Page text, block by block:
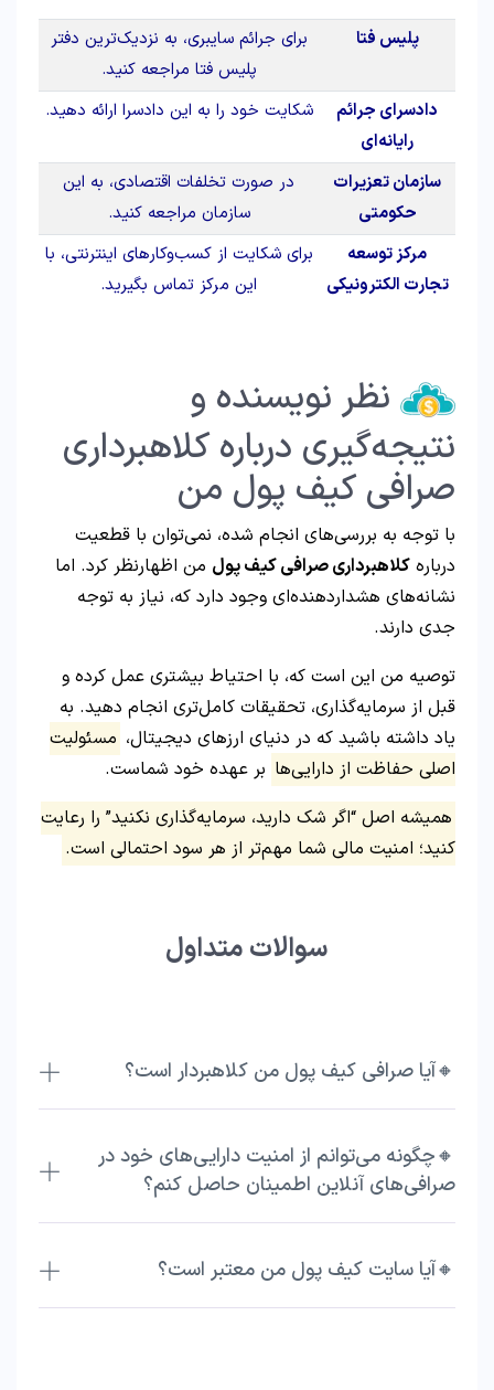
پلیس فتا
برای جرائم سایبری، به نزدیک‌ترین دفتر
پلیس فتا مراجعه کنید.
دادسرای جرائم
رایانه‌ای
شکایت خود را به این دادسرا ارائه دهید.
سازمان تعزیرات
حکومتی
در صورت تخلفات اقتصادی، به این
سازمان مراجعه کنید.
مرکز توسعه
تجارت الکترونیکی
برای شکایت از کسب‌وکارهای اینترنتی، با
این مرکز تماس بگیرید.
نظر نویسنده و
نتیجه‌گیری درباره کلاهبرداری
صرافی کیف پول من
با توجه به بررسی‌های انجام شده، نمی‌توان با قطعیت
درباره کلاهبرداری صرافی کیف پول من اظهارنظر کرد. اما
نشانه‌های هشداردهنده‌ای وجود دارد که، نیاز به توجه
جدی دارند.
توصیه من این است که، با احتیاط بیشتری عمل کرده و
قبل از سرمایه‌گذاری، تحقیقات کامل‌تری انجام دهید. به
یاد داشته باشید که در دنیای ارزهای دیجیتال، مسئولیت
اصلی حفاظت از دارایی‌ها بر عهده خود شماست.
همیشه اصل “اگر شک دارید، سرمایه‌گذاری نکنید” را رعایت
کنید؛ امنیت مالی شما مهم‌تر از هر سود احتمالی است.
سوالات متداول
🔸آیا صرافی کیف پول من کلاهبردار است؟
🔸چگونه می‌توانم از امنیت دارایی‌های خود در
صرافی‌های آنلاین اطمینان حاصل کنم؟
🔸آیا سایت کیف پول من معتبر است؟